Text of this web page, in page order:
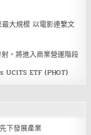
大規模 以電影連繫文
，將進入商業營運階段
UCITS ETF (PHOT)
下發展產業